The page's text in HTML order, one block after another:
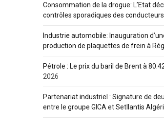
Consommation de la drogue: L’Etat
contrôles sporadiques des conducteurs
Industrie automobile: Inauguration
production de plaquettes de frein à
Pétrole : Le prix du baril de Brent à
2026
Partenariat industriel : Signature de
entre le groupe GICA et Setllantis